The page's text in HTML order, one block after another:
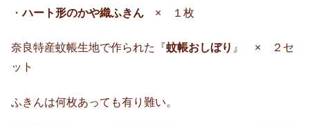
・ハート形のかや織ふきん × １枚
奈良特産蚊帳生地で作られた『蚊帳おしぼり 』 × ２セ
ット
ふきんは何枚あっても有り難い。